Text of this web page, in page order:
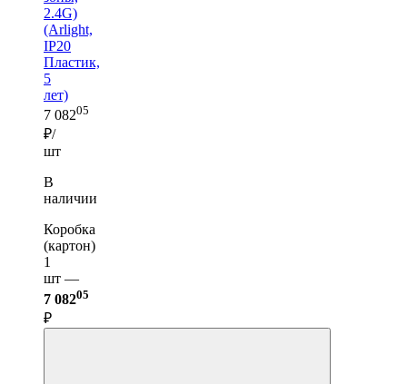
2.4G)
(Arlight,
IP20
Пластик,
5
лет)
7 08205
₽/
шт
В
наличии
Коробка
(картон)
1
шт —
7 08205
₽